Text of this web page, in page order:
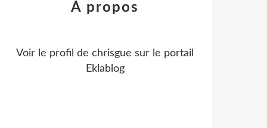
À propos
Voir le profil de chrisgue sur le portail
Eklablog